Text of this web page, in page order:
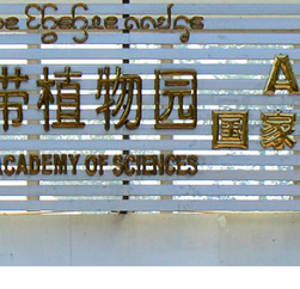
动站 导师队伍
服务指南
党务公开 文化建设
党建专题 学习资源
依申请公开
联系方式